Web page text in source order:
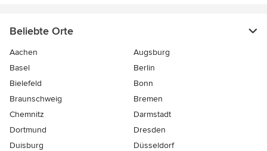
Beliebte Orte
Aachen
Augsburg
Basel
Berlin
Bielefeld
Bonn
Braunschweig
Bremen
Chemnitz
Darmstadt
Dortmund
Dresden
Duisburg
Düsseldorf